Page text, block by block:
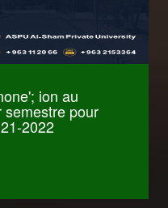
ion au
semestre pour
2022